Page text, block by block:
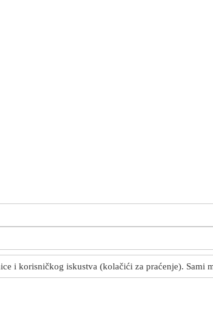
i korisničkog iskustva (kolačići za praćenje). Sami